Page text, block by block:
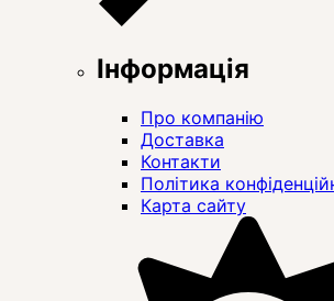
Інформація
Про компанію
Доставка
Контакти
Політика
Карта сайту